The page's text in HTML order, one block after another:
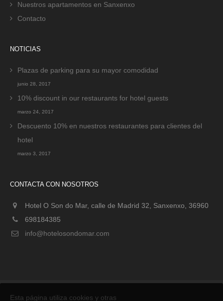
Nuestros apartamentos en Sanxenxo
Contacto
NOTICIAS
Plazas de parking para su mayor comodidad
junio 28, 2017
10% discount in our restaurants for hotel guests
marzo 24, 2017
Descuento 10% en nuestros restaurantes para clientes del
hotel
marzo 3, 2017
CONTACTA CON NOSOTROS
Hotel O Son do Mar, calle de Madrid 32, Sanxenxo, 36960
698184385
info@hotelosondomar.com
Esta página utiliza cookies y otras